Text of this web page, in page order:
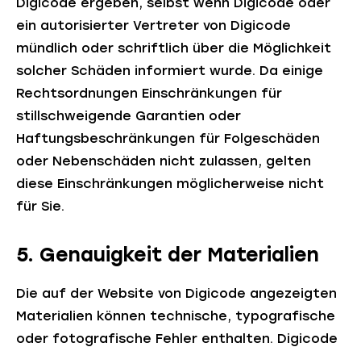
ein autorisierter Vertreter von Digicode
mündlich oder schriftlich über die Möglichkeit
solcher Schäden informiert wurde. Da einige
Rechtsordnungen Einschränkungen für
stillschweigende Garantien oder
Haftungsbeschränkungen für Folgeschäden
oder Nebenschäden nicht zulassen, gelten
diese Einschränkungen möglicherweise nicht
für Sie.
5. Genauigkeit der Materialien
Die auf der Website von Digicode angezeigten
Materialien können technische, typografische
oder fotografische Fehler enthalten. Digicode